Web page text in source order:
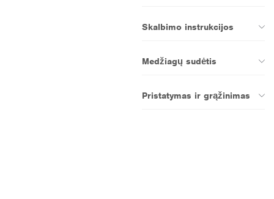
Skalbimo instrukcijos
Medžiagų sudėtis
Pristatymas ir grąžinimas